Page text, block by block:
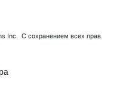
Inc. С сохранением всех прав.